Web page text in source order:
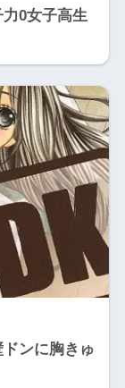
0女子高生
ンに胸きゅ